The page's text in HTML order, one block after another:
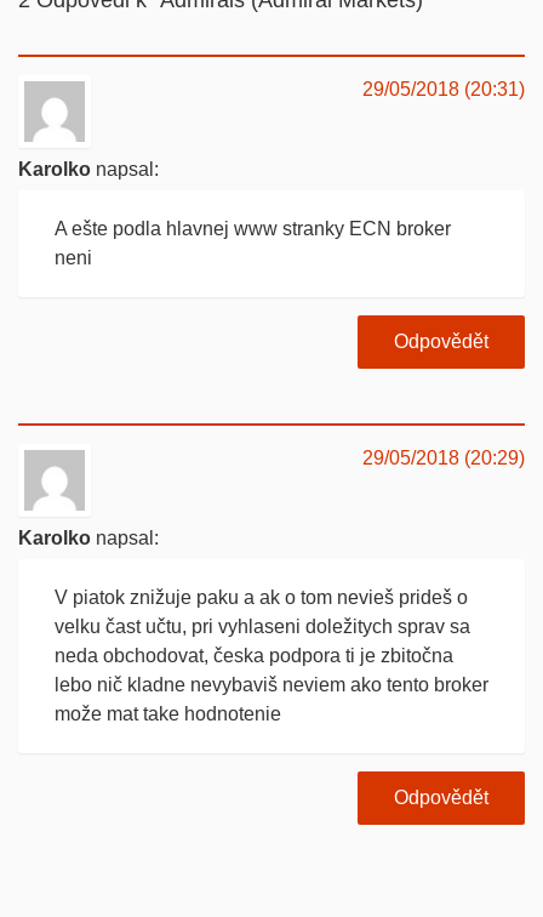
Karolko napsal:
29/05/2018 (20:31)
A ešte podla hlavnej www stranky ECN broker
neni
Odpovědět
Karolko napsal:
29/05/2018 (20:29)
V piatok znižuje paku a ak o tom nevieš prideš o
velku čast učtu, pri vyhlaseni doležitych sprav sa
neda obchodovat, česka podpora ti je zbitočna
lebo nič kladne nevybaviš neviem ako tento broker
može mat take hodnotenie
Odpovědět